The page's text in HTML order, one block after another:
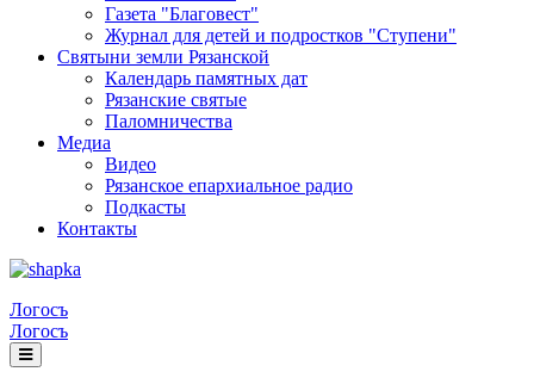
Газета "Благовест"
Журнал для детей и подростков "Ступени"
Святыни земли Рязанской
Календарь памятных дат
Рязанские святые
Паломничества
Медиа
Видео
Рязанское епархиальное радио
Подкасты
Контакты
Логосъ
Логосъ